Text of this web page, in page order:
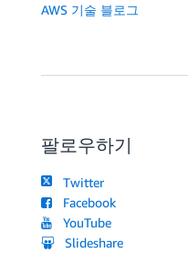
AWS 기술 블로그
팔로우하기
Twitter
Facebook
YouTube
Slideshare